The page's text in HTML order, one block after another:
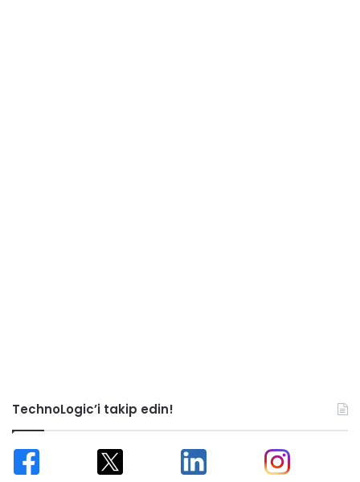
TechnoLogic’i takip edin!